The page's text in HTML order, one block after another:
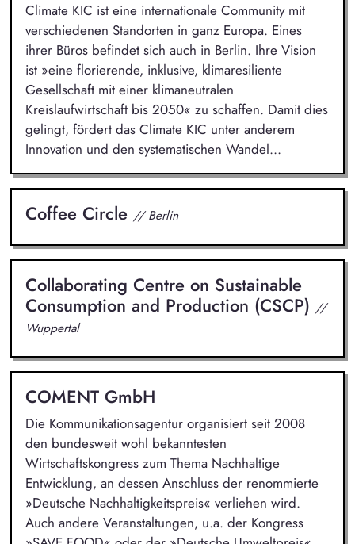
Climate KIC ist eine internationale Community mit
verschiedenen Standorten in ganz Europa. Eines
ihrer Büros befindet sich auch in Berlin. Ihre Vision
ist »eine florierende, inklusive, klimaresiliente
Gesellschaft mit einer klimaneutralen
Kreislaufwirtschaft bis 2050« zu schaffen. Damit dies
gelingt, fördert das Climate KIC unter anderem
Innovation und den systematischen Wandel...
Coffee Circle // Berlin
Collaborating Centre on Sustainable
Consumption and Production (CSCP) //
Wuppertal
COMENT GmbH
Die Kommunikationsagentur organisiert seit 2008
den bundesweit wohl bekanntesten
Wirtschaftskongress zum Thema Nachhaltige
Entwicklung, an dessen Anschluss der renommierte
»Deutsche Nachhaltigkeitspreis« verliehen wird.
Auch andere Veranstaltungen, u.a. der Kongress